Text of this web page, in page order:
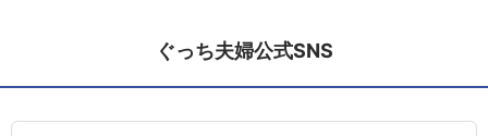
ぐっち夫婦公式SNS